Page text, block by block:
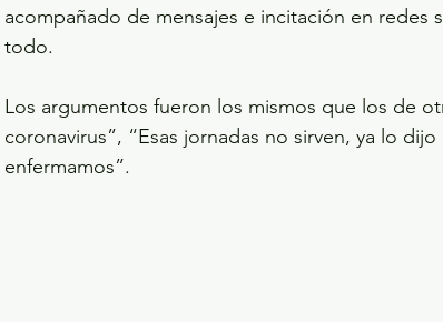
acompañado de mensajes e incitación en
todo.
Los argumentos fueron los mismos que los de
coronavirus”, “Esas jornadas no sirven, ya lo
enfermamos”.